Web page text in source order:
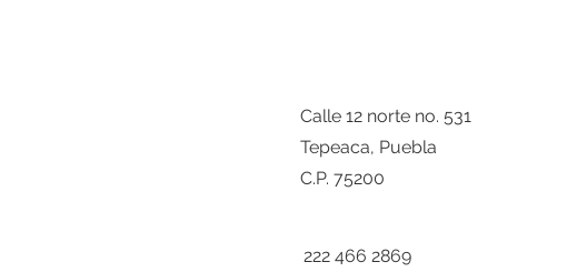
Calle 12 norte no. 531
Tepeaca, Puebla
C.P. 75200
222 466 2869